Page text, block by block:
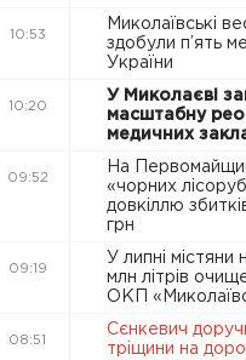
10:53
Миколаївські
здобули п’ять
України
10:20
У Миколаєві
масштабну
медичних
09:52
На
«чорних
довкіллю
грн
09:19
У липні
млн літрів
ОКП
08:51
Сєнкевич
тріщини на